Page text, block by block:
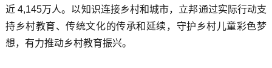
近 4,145万人。以知识连接乡村和城市，立邦通过实际行动支
持乡村教育、传统文化的传承和延续，守护乡村儿童彩色梦
想，有力推动乡村教育振兴。